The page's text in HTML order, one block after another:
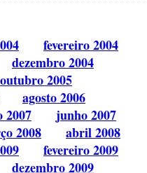
fevereiro 2004
dezembro 2004
outubro 2005
agosto 2006
2007
junho 2007
2008
abril 2008
fevereiro 2009
dezembro 2009